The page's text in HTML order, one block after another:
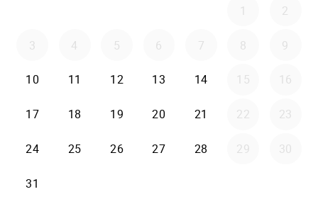
1 2
3 4 5 6 7 8 9
10 11 12 13 14 15 16
17 18 19 20 21 22 23
24 25 26 27 28 29 30
31